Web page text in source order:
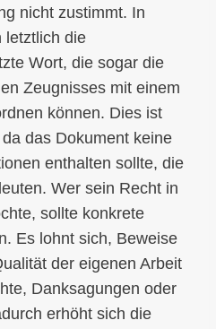
nicht zustimmt. In
letztlich die
Wort, die sogar die
Zeugnisses mit einem
können. Dies ist
das Dokument keine
enthalten sollte, die
Wer sein Recht in
sollte konkrete
Es lohnt sich, Beweise
der eigenen Arbeit
Danksagungen oder
erhöht sich die